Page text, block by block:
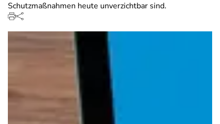
Schutzmaßnahmen heute unverzichtbar sind.